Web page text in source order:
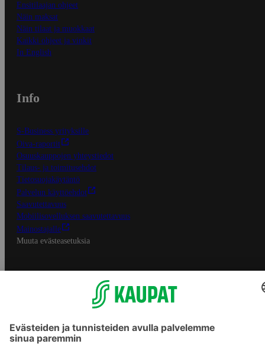
Ensitilaajan ohjeet
Näin maksat
Näin tilaat ja muokkaat
Kaikki ohjeet ja vinkit
In English
Info
S-Business yrityksille
Oiva-raportit
Osuuskauppojen yhteystiedot
Tilaus- ja toimitusehdot
Tietosuojakäytäntö
Palvelun käyttöehdot
Saavutettavuus
Mobiilisovelluksen saavutettavuus
Mainostajalle
Muuta evästeasetuksia
S-ryhmän palvelut
Asiakasomistajuus